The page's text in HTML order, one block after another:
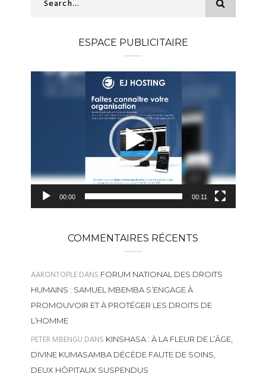
ESPACE PUBLICITAIRE
Lecteur
vidéo
00:00 00:11
COMMENTAIRES RÉCENTS
AARONTOPLEDANS FORUM NATIONAL DES DROITS
HUMAINS : SAMUEL MBEMBA S’ENGAGE À
PROMOUVOIR ET À PROTÉGER LES DROITS DE
L’HOMME
PETER MBENGU DANS KINSHASA : À LA FLEUR DE L’ÂGE,
DIVINE KUMASAMBA DÉCÈDE FAUTE DE SOINS,
DEUX HÔPITAUX SUSPENDUS